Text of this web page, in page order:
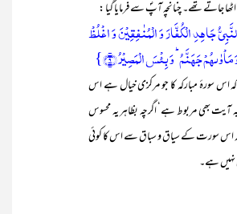
اٹھا جاتے تھے۔ چنانچہ آپؐ سے فرمایا گیا :
جَاہِدِ الۡکُفَّارَ وَ الۡمُنٰفِقِیۡنَ وَ اغۡلُظۡ
جَہَنَّمُ ؕ وَ بِئۡسَ الۡمَصِیۡرُ ﴿۹﴾}
اس سورۂ مبارکہ کا جو مرکزی خیال ہے اس
آیت بھی مربوط ہے‘ اگرچہ بظاہر یہ محسوس
اس سورت کے سیاق و سباق سے اس کا کوئی
ہے۔